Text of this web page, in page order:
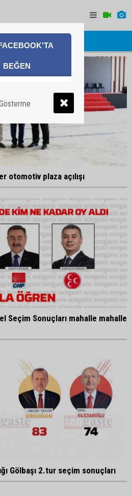
otomotiv plaza açılışı
Seçim Sonuçları mahalle mahalle
Gölbaşı 2.tur seçim sonuçları
BEĞEN